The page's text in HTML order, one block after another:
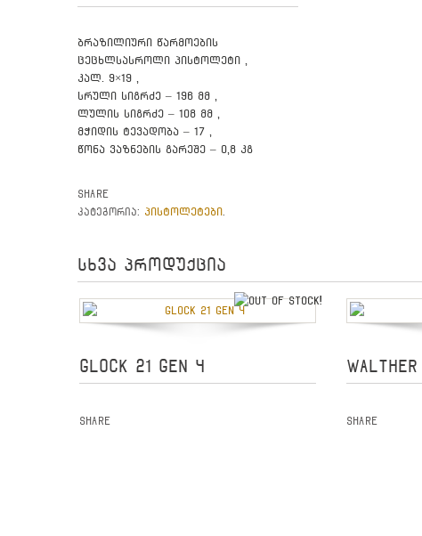
ბრაზილიური წარმოების
ცეცხლსასროლი პისტოლეტი ,
კალ. 9×19 ,
სრული სიგრძე – 196 მმ ,
ლულის სიგრძე – 108 მმ ,
მჭიდის ტევადობა – 17 ,
წონა ვაზნების გარეშე – 0,8 კგ
Share
კატეგორია: პისტოლეტები
სხვა პროდუქცია
out of stock
GLOCK 21 GEN 4
Share Share